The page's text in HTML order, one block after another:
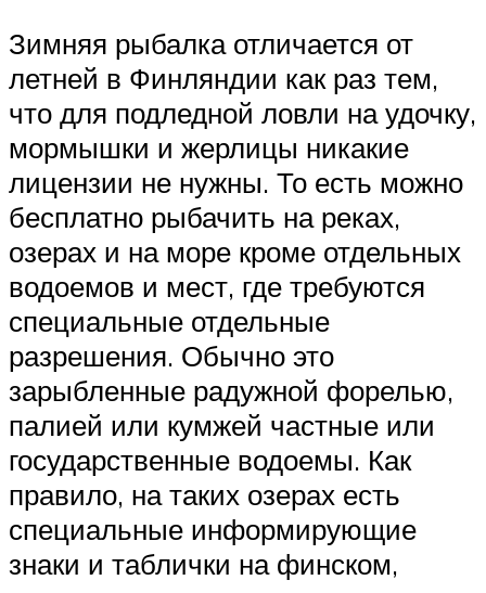
Зимняя рыбалка отличается от
летней в Финляндии как раз тем,
что для подледной ловли на удочку,
мормышки и жерлицы никакие
лицензии не нужны. То есть можно
бесплатно рыбачить на реках,
озерах и на море кроме отдельных
водоемов и мест, где требуются
специальные отдельные
разрешения. Обычно это
зарыбленные радужной форелью,
палией или кумжей частные или
государственные водоемы. Как
правило, на таких озерах есть
специальные информирующие
знаки и таблички на финском,